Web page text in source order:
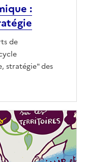
:
de
stratégie" des